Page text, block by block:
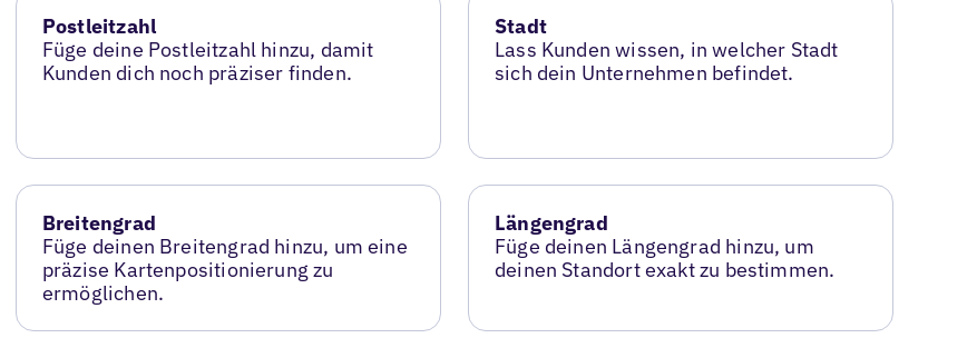
Postleitzahl
Füge deine Postleitzahl hinzu, damit
Kunden dich noch präziser finden.
Stadt
Lass Kunden wissen, in welcher Stadt
sich dein Unternehmen befindet.
Breitengrad
Füge deinen Breitengrad hinzu, um eine
präzise Kartenpositionierung zu
ermöglichen.
Längengrad
Füge deinen Längengrad hinzu, um
deinen Standort exakt zu bestimmen.